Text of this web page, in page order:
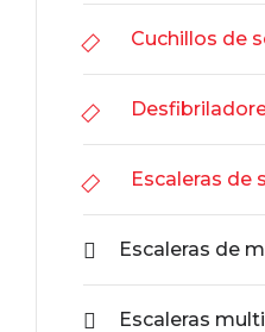
Cuchillos de
Escaleras de
Escaleras de
Escaleras